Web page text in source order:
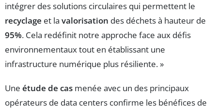
intégrer des solutions circulaires qui permettent le
recyclage et la valorisation des déchets à hauteur de
95%. Cela redéfinit notre approche face aux défis
environnementaux tout en établissant une
infrastructure numérique plus résiliente. »
Une étude de cas menée avec un des principaux
opérateurs de data centers confirme les bénéfices de